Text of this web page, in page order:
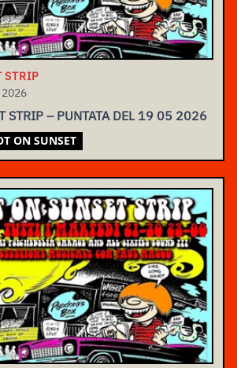
STRIP
STRIP – PUNTATA DEL 19 05 2026
ON SUNSET